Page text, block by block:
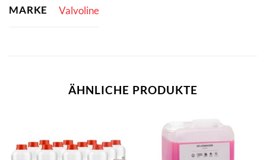
MARKE Valvoline
ÄHNLICHE PRODUKTE